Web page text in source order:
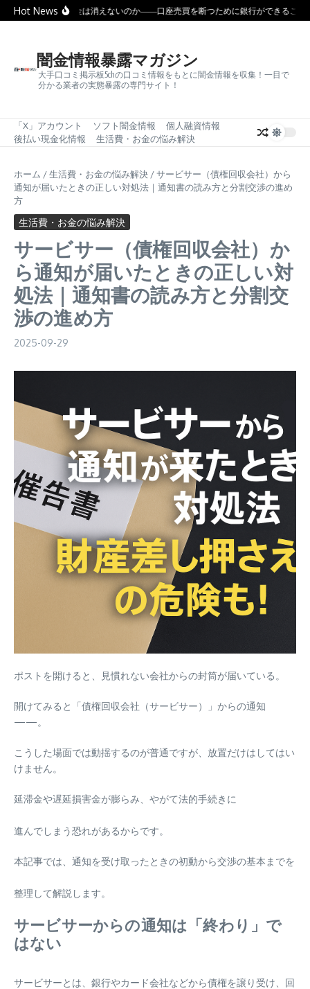
コンテンツへスキップ
Hot Newsなぜ闇金は消えないのか――口座売買を断つために銀行ができること
闇金情報暴露マガジン
大手口コミ掲示板5chの口コミ情報をもとに闇金情報を収集！一目で
分かる業者の実態暴露の専門サイト！
「X」アカウント ソフト闇金情報
個人融資情報
後払い現金化情報
生活費・お金の悩み解決
ホーム /生活費・お金の悩み解決 /サービサー（債権回収会社）から
通知が届いたときの正しい対処法｜通知書の読み方と分割交渉の進め
方
生活費・お金の悩み解決
サービサー（債権回収会社）か
ら通知が届いたときの正しい対
処法｜通知書の読み方と分割交
渉の進め方
2025-09-29
ポストを開けると、見慣れない会社からの封筒が届いている。
開けてみると「債権回収会社（サービサー）」からの通知
——。
こうした場面では動揺するのが普通ですが、放置だけはしてはい
けません。
延滞金や遅延損害金が膨らみ、やがて法的手続きに
進んでしまう恐れがあるからです。
本記事では、通知を受け取ったときの初動から交渉の基本までを
整理して解説します。
サービサーからの通知は「終わり」で
はない
サービサーとは、銀行やカード会社などから債権を譲り受け、回